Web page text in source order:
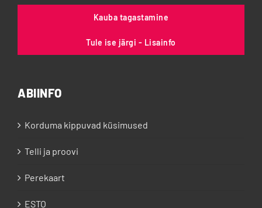
Kauba tagastamine
Tule ise järgi - Lisainfo
ABIINFO
Korduma kippuvad küsimused
Telli ja proovi
Perekaart
ESTO